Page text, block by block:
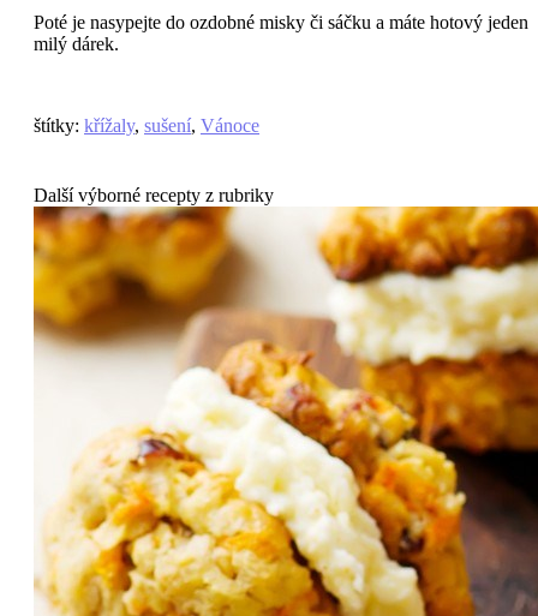
Poté je nasypejte do ozdobné misky či sáčku a máte hotový jeden
milý dárek.
štítky: křížaly, sušení, Vánoce
Další výborné recepty z rubriky